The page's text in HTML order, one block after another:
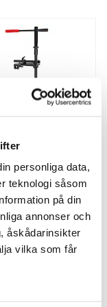
personliga data,
teknologi såsom
på din
annonser och
åskådarinsikter
vilka som får
PATRIOT
LiveFix 360 (#9).
pris:
krTidigare pris:
2 383,00 kr
2 195,00 kr
2 383,00 kr
FLER ÄN 6 ST KVAR
I VARUKORGEN